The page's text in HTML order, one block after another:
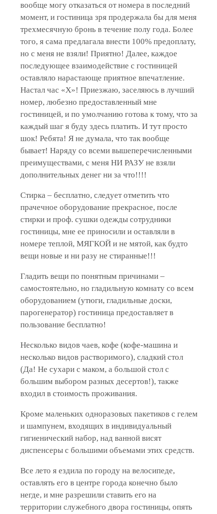
вообще могу отказаться от номера в последний
момент, и гостиница зря продержала бы для меня
трехмесячную бронь в течение полу года. Более
того, я сама предлагала внести 100% предоплату,
но с меня не взяли! Приятно! Далее, каждое
последующее взаимодействие с гостиницей
оставляло нарастающе приятное впечатление.
Настал час «Х»! Приезжаю, заселяюсь в лучший
номер, любезно предоставленный мне
гостиницей, и по умолчанию готова к тому, что за
каждый шаг я буду здесь платить. И тут просто
шок! Ребята! Я не думала, что так вообще
бывает! Наряду со всеми вышеперечисленными
преимуществами, с меня НИ РАЗУ не взяли
дополнительных денег ни за что!!!!
Стирка – бесплатно, следует отметить что
прачечное оборудование прекрасное, после
стирки и проф. сушки одежды сотрудники
гостиницы, мне ее приносили и оставляли в
номере теплой, МЯГКОЙ и не мятой, как будто
вещи новые и ни разу не стиранные!!!
Гладить вещи по понятным причинами –
самостоятельно, но гладильную комнату со всем
оборудованием (утюги, гладильные доски,
парогенератор) гостиница предоставляет в
пользование бесплатно!
Несколько видов чаев, кофе (кофе-машина и
несколько видов растворимого), сладкий стол
(Да! Не сухари с маком, а большой стол с
большим выбором разных десертов!), также
входил в стоимость проживания.
Кроме маленьких одноразовых пакетиков с гелем
и шампунем, входящих в индивидуальный
гигиенический набор, над ванной висят
диспенсеры с большими объемами этих средств.
Все лето я ездила по городу на велосипеде,
оставлять его в центре города конечно было
негде, и мне разрешили ставить его на
территории служебного двора гостиницы, опять